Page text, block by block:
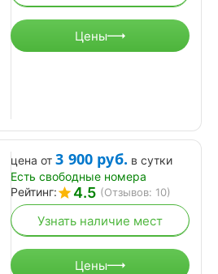
Цены
цена от 3 900 руб. в сутки
Есть свободные номера
Рейтинг:
4.5 (Отзывов: 10)
Узнать наличие мест
Цены